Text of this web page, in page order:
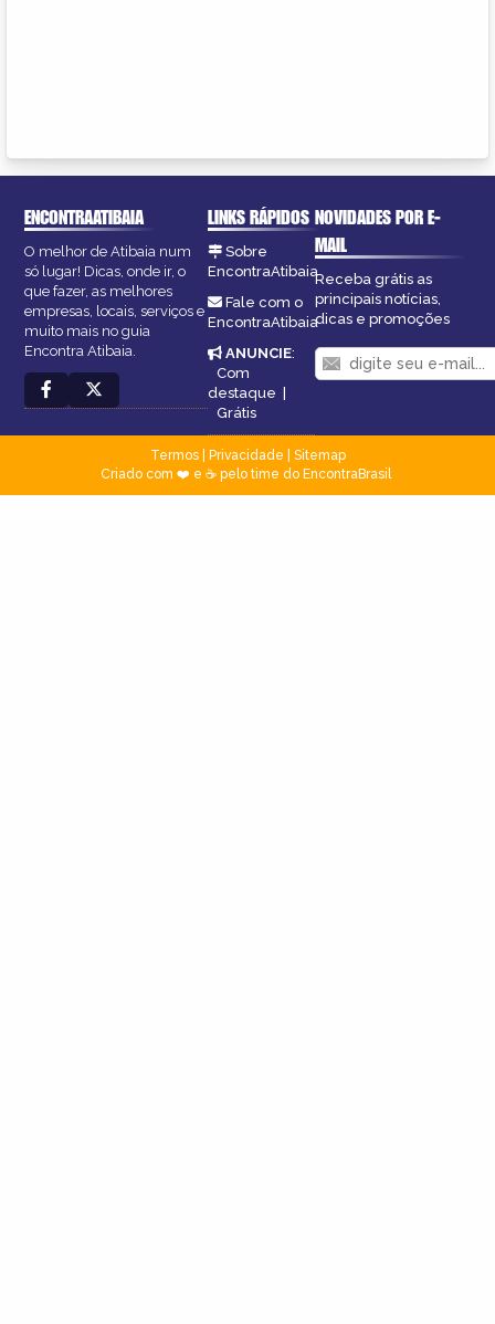
ENCONTRAATIBAIA
O melhor de Atibaia num
só lugar! Dicas, onde ir, o
que fazer, as melhores
empresas, locais, serviços e
muito mais no guia
Encontra Atibaia.
LINKS RÁPIDOS
Sobre
EncontraAtibaia
Fale com o
EncontraAtibaia
ANUNCIE:
Com
destaque
Grátis
NOVIDADES POR E-
MAIL
Receba grátis as
principais notícias,
dicas e promoções
Termos| Privacidade
Sitemap
Criado com ❤️ e ☕ pelo time do EncontraBrasil